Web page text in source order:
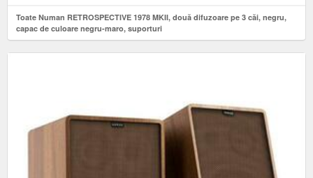
Toate Numan RETROSPECTIVE 1978 MKII, două difuzoare pe 3 căi, negru,
capac de culoare negru-maro, suporturi